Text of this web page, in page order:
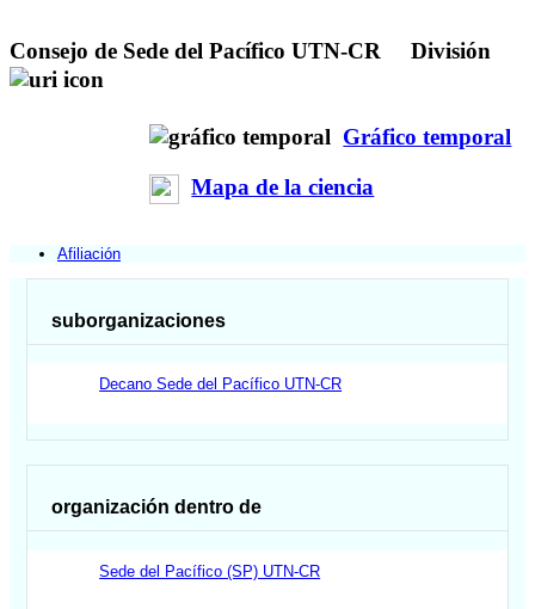
Consejo de Sede del Pacífico UTN-CR División
Gráfico temporal
Mapa de la ciencia
Afiliación
suborganizaciones
Decano Sede del Pacífico UTN-CR
organización dentro de
Sede del Pacífico (SP) UTN-CR